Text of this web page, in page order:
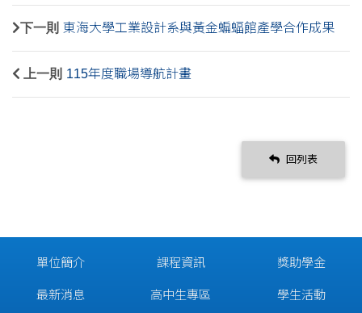
下一則 東海大學工業設計系與黃金蝙蝠館產學合作成果
上一則 115年度職場導航計畫
回列表
單位簡介
最新消息
課程資訊
高中生專區
獎助學金
學生活動